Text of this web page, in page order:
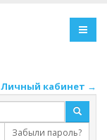
Личный кабинет →
Забыли пароль?